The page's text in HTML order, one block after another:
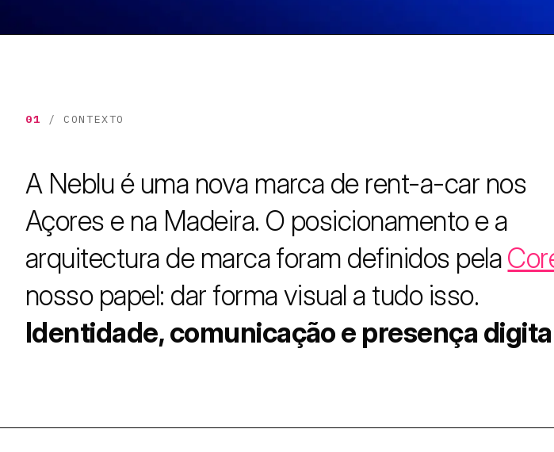
01 / CONTEXTO
A Neblu é uma nova marca de rent-a-car nos
Açores e na Madeira. O posicionamento e a
arquitectura de marca foram definidos pela
nosso papel: dar forma visual a tudo isso.
Identidade, comunicação e presença